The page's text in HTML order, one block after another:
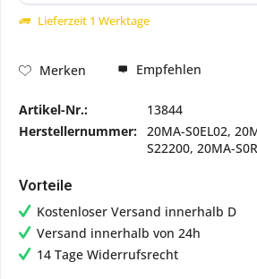
Lieferzeit 1 Werktage
Merken Empfehlen
Artikel-Nr.:
13844
Herstellernummer: 20MA-S0EL02,
S22200, 20MA-
Vorteile
Kostenloser Versand innerhalb D
Versand innerhalb von 24h
14 Tage Widerrufsrecht